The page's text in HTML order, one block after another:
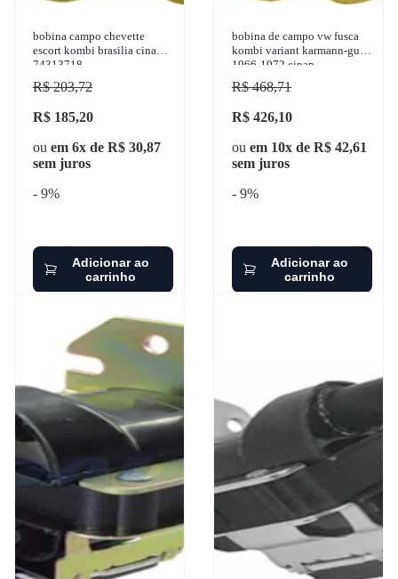
bobina campo chevette
escort kombi brasilia cinap
74313718
R$ 203,72
R$ 185,20
ou em 6x de R$ 30,87
sem juros
- 9%
Adicionar ao
carrinho
bobina de campo vw fusca
kombi variant karmann-guia
1966-1972 cinap -
74613718
R$ 468,71
R$ 426,10
ou em 10x de R$ 42,61
sem juros
- 9%
Adicionar ao
carrinho